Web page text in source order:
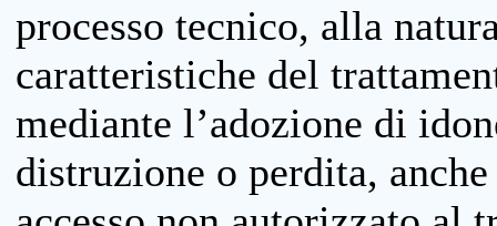
processo tecnico, alla
caratteristiche del
mediante l’adozione di
distruzione o perdita,